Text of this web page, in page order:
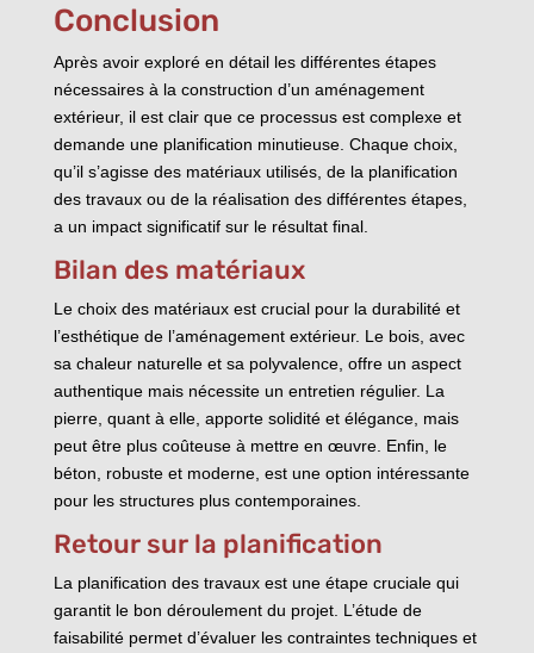
Conclusion
Après avoir exploré en détail les différentes étapes
nécessaires à la construction d’un aménagement
extérieur, il est clair que ce processus est complexe et
demande une planification minutieuse. Chaque choix,
qu’il s’agisse des matériaux utilisés, de la planification
des travaux ou de la réalisation des différentes étapes,
a un impact significatif sur le résultat final.
Bilan des matériaux
Le choix des matériaux est crucial pour la durabilité et
l’esthétique de l’aménagement extérieur. Le bois, avec
sa chaleur naturelle et sa polyvalence, offre un aspect
authentique mais nécessite un entretien régulier. La
pierre, quant à elle, apporte solidité et élégance, mais
peut être plus coûteuse à mettre en œuvre. Enfin, le
béton, robuste et moderne, est une option intéressante
pour les structures plus contemporaines.
Retour sur la planification
La planification des travaux est une étape cruciale qui
garantit le bon déroulement du projet. L’étude de
faisabilité permet d’évaluer les contraintes techniques et